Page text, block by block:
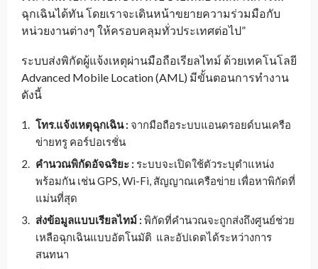
ฉุกเฉินได้ทัน โดยเราจะเดินหน้าขยายความร่วมมือกับ
หน่วยงานต่างๆ ให้ครอบคลุมทั่วประเทศต่อไป”
ระบบส่งพิกัดผู้แจ้งเหตุผ่านมือถือเรียลไทม์ ด้วยเทคโนโลยี
Advanced Mobile Location (AML) มีขั้นตอนการทำงาน
ดังนี้
โทร.แจ้งเหตุฉุกเฉิน: จากมือถือระบบแอนดรอยด์บนเครือ
ข่ายทรู คอร์ปอเรชั่น
คำนวณพิกัดอัจฉริยะ : ระบบจะเปิดใช้ตัวระบุตำแหน่ง
พร้อมกัน เช่น GPS, Wi-Fi, สัญญาณเครือข่าย เพื่อหาพิกัดที่
แม่นที่สุด
ส่งข้อมูลแบบเรียลไทม์ : พิกัดที่คำนวณจะถูกส่งถึงศูนย์ช่วย
เหลือฉุกเฉินแบบอัตโนมัติ และอัปเดตได้ระหว่างการ
สนทนา